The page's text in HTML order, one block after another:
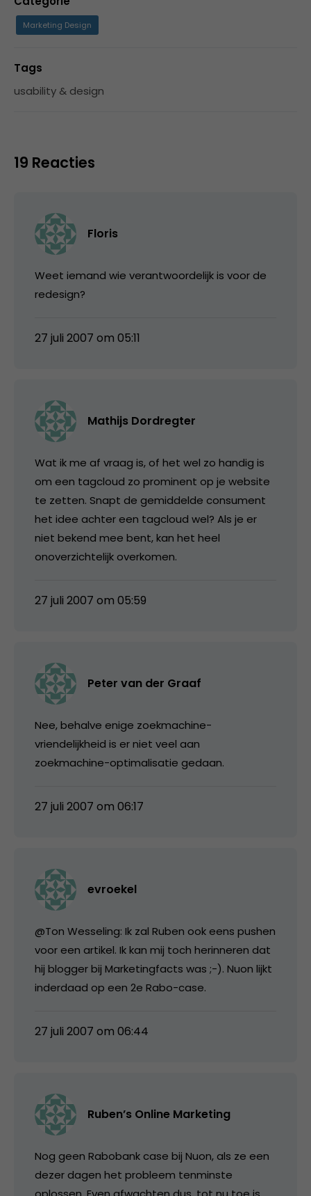
Marketing Design
Tags
usability & design
19 Reacties
Floris
Weet iemand wie verantwoordelijk is voor de
redesign?
27 juli 2007 om 05:11
Mathijs Dordregter
Wat ik me af vraag is, of het wel zo handig is
om een tagcloud zo prominent op je website
te zetten. Snapt de gemiddelde consument
het idee achter een tagcloud wel? Als je er
niet bekend mee bent, kan het heel
onoverzichtelijk overkomen.
27 juli 2007 om 05:59
Peter van der Graaf
Nee, behalve enige zoekmachine-
vriendelijkheid is er niet veel aan
zoekmachine-optimalisatie gedaan.
27 juli 2007 om 06:17
evroekel
@Ton Wesseling: Ik zal Ruben ook eens pushen
voor een artikel. Ik kan mij toch herinneren dat
hij blogger bij Marketingfacts was ;-). Nuon lijkt
inderdaad op een 2e Rabo-case.
27 juli 2007 om 06:44
Ruben’s Online Marketing
Nog geen Rabobank case bij Nuon, als ze een
dezer dagen het probleem tenminste